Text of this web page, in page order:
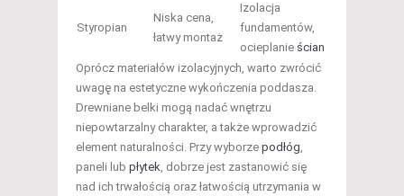
Styropian
Niska cena,
łatwy montaż
Izolacja
fundamentów,
ocieplanie ścian
Oprócz materiałów izolacyjnych, warto zwrócić
uwagę na estetyczne wykończenia poddasza.
Drewniane belki mogą nadać wnętrzu
niepowtarzalny charakter, a także wprowadzić
element naturalności. Przy wyborze podłóg,
paneli lub płytek, dobrze jest zastanowić się
nad ich trwałością oraz łatwością utrzymania w